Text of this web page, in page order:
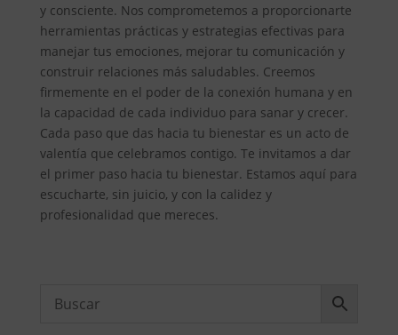
y consciente. Nos comprometemos a proporcionarte
herramientas prácticas y estrategias efectivas para
manejar tus emociones, mejorar tu comunicación y
construir relaciones más saludables. Creemos
firmemente en el poder de la conexión humana y en
la capacidad de cada individuo para sanar y crecer.
Cada paso que das hacia tu bienestar es un acto de
valentía que celebramos contigo. Te invitamos a dar
el primer paso hacia tu bienestar. Estamos aquí para
escucharte, sin juicio, y con la calidez y
profesionalidad que mereces.